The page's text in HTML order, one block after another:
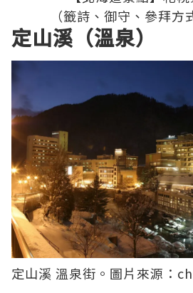
（籤詩、御守、參拜方
定山溪（溫泉）
定山溪 溫泉街。圖片來源：